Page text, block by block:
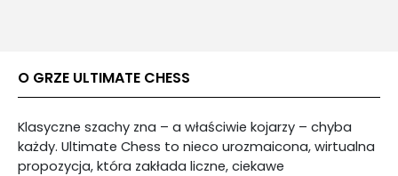
O GRZE ULTIMATE CHESS
Klasyczne szachy zna – a właściwie kojarzy – chyba
każdy. Ultimate Chess to nieco urozmaicona, wirtualna
propozycja, która zakłada liczne, ciekawe